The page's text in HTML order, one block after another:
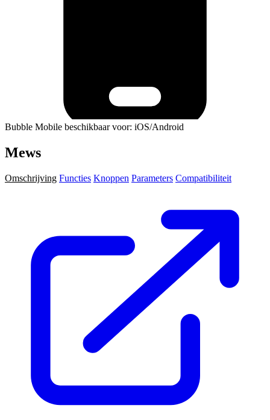
Bubble Mobile beschikbaar voor: iOS/Android
Mews
Omschrijving Functies Knoppen Parameters Compatibiliteit